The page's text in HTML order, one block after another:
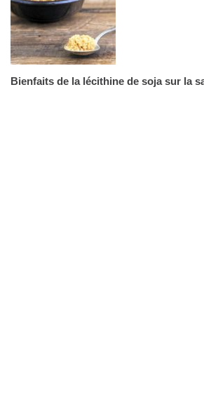
Bienfaits de la lécithine de soja sur la